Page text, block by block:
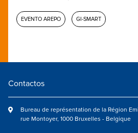
EVENTO AREPO GI-SMART
Contactos
Bureau de représentation de la Région
rue Montoyer, 1000 Bruxelles - Belgique